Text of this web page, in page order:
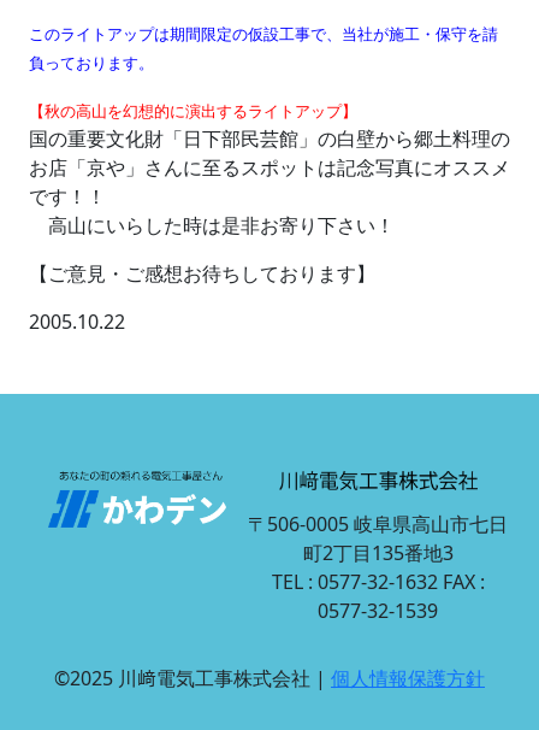
このライトアップは期間限定の仮設工事で、当社が施工・保守を請
負っております。
【秋の高山を幻想的に演出するライトアップ】
国の重要文化財「日下部民芸館」の白壁から郷土料理の
お店「京や」さんに至るスポットは記念写真にオススメ
です！！
高山にいらした時は是非お寄り下さい！
【ご意見・ご感想お待ちしております】
2005.10.22
〒506-0005 岐阜県高山市七日
町2丁目135番地3
TEL : 0577-32-1632 FAX :
0577-32-1539
©2025 川﨑電気工事株式会社 | 個人情報保護方針